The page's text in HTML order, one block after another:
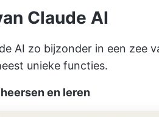
Claude AI
AI zo bijzonder in een zee
unieke functies.
en leren